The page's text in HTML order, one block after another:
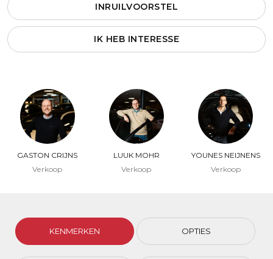
INRUILVOORSTEL
IK HEB INTERESSE
GASTON CRIJNS
Verkoop
LUUK MOHR
Verkoop
YOUNES NEIJNENS
Verkoop
KENMERKEN OPTIES